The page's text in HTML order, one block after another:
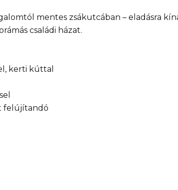
mentes zsákutcában – eladásra
családi házat.
kerti kúttal
felújítandó